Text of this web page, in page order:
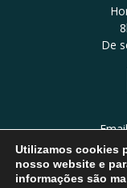
De
Utilizamos cookies
nosso website e
informações são